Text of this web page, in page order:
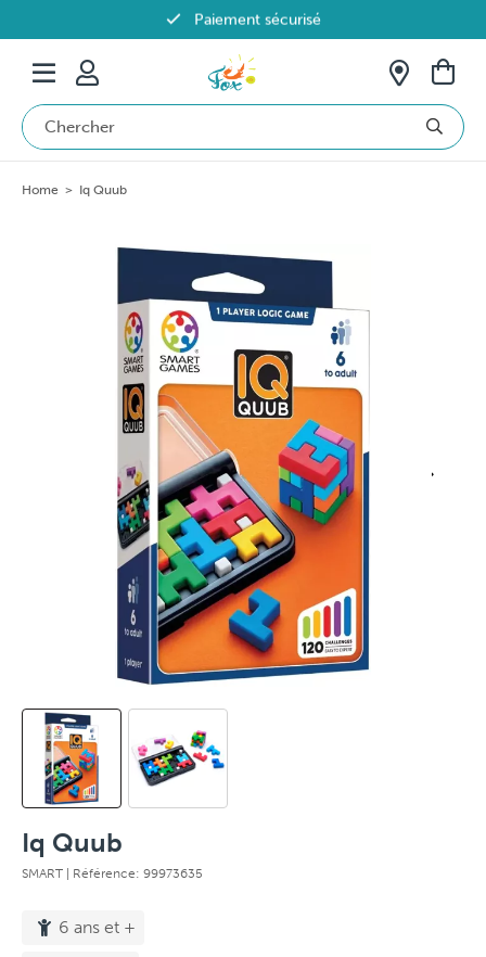
Paiement sécurisé
Livraison offerte dès 69€ en Belgique
Home > Iq Quub
Iq Quub
SMART | Référence: 99973635
6 ans et +